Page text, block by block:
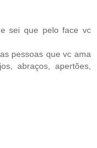
sei que pelo face vc
pessoas que vc ama
abraços, apertões,